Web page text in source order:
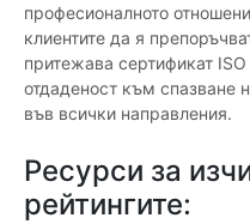
професионалното
клиентите да я
притежава сертификат
отдаденост към спазване
във всички направления.
Ресурси за
рейтингите: